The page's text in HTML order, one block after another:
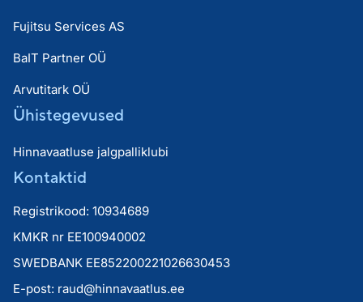
Fujitsu Services AS
BaIT Partner OÜ
Arvutitark OÜ
Ühistegevused
Hinnavaatluse jalgpalliklubi
Kontaktid
Registrikood: 10934689
KMKR nr EE100940002
SWEDBANK EE852200221026630453
E-post: raud@hinnavaatlus.ee